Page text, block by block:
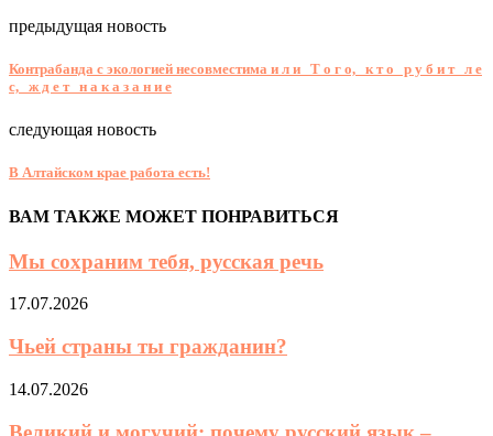
предыдущая новость
Контрабанда с экологией несовместима и л и Т о г о, к т о р у б и т л е
с, ж д е т н а к а з а н и е
следующая новость
В Алтайском крае работа есть!
ВАМ ТАКЖЕ МОЖЕТ ПОНРАВИТЬСЯ
Мы сохраним тебя, русская речь
17.07.2026
Чьей страны ты гражданин?
14.07.2026